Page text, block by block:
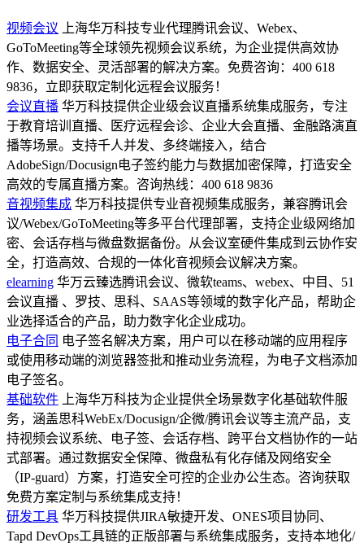
视频会议
上海华万科技专业代理腾讯会议、Webex、
GoToMeeting等全球领先视频会议系统，为企业提供高效协
作、数据安全、灵活部署的解决方案。免费咨询：400 618
9836，立即获取定制化远程会议服务！
会议直播 华万科技提供企业级会议直播系统集成服务，专注
于教育培训直播、医疗远程会诊、企业大会直播、金融路演直
播等场景。支持千人并发、多终端接入，结合
AdobeSign/Docusign电子签约能力与数据加密保障，打造安全
高效的专属直播方案。咨询热线：400 618 9836
音视频集成 华万科技提供专业音视频集成服务，兼容腾讯会
议/Webex/GoToMeeting等多平台代理部署，支持企业级网络加
密、会话存档与微盘数据备份。从会议室硬件集成到云协作安
全，打造高效、合规的一体化音视频会议解决方案。
elearning 华万云臻选腾讯会议、微软teams、webex、中目、51
会议直播 、罗技、思科、SAAS等领域的数字化产品，帮助企
业选择适合的产品，助力数字化企业成功。
电子合同 电子签名解决方案，用户可以在移动端的应用程序
或使用移动端的浏览器签批和推动业务流程，为电子文档添加
电子签名。
基础软件
上海华万科技为企业提供全场景数字化基础软件服
务，涵盖思科WebEx/Docusign/企微/腾讯会议等主流产品，支
持视频会议系统、电子签、会话存档、跨平台文档协作的一站
式部署。通过数据安全保障、微盘私有化存储及网络安全
（IP-guard）方案，打造安全可控的企业办公生态。咨询获取
免费方案定制与系统集成支持！
研发工具 华万科技提供JIRA敏捷开发、ONES项目协同、
Tapd DevOps工具链的正版部署与系统集成服务，支持本地化/